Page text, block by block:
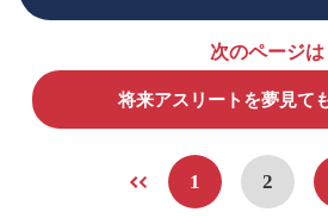
次のページは
将来アスリートを夢見て
1 2